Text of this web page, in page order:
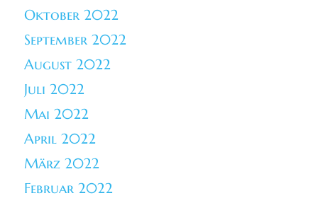
Oktober 2022
September 2022
August 2022
Juli 2022
Mai 2022
April 2022
März 2022
Februar 2022